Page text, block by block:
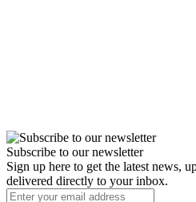
Subscribe to our newsletter
Sign up here to get the latest news,
delivered directly to your inbox.